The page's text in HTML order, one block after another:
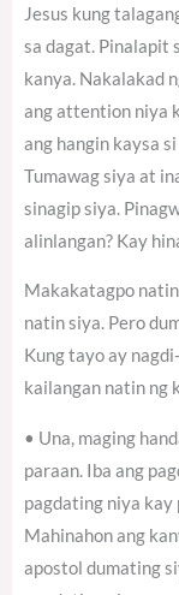
Jesus kung
sa dagat. Pinalapit
kanya. Nakalakad
ang attention niya
ang hangin kaysa
Tumawag siya at
sinagip siya.
alinlangan? Kay
Makakatagpo
natin siya. Pero
Kung tayo ay
kailangan natin ng
• Una, maging
paraan. Iba ang
pagdating niya kay
Mahinahon ang
apostol dumating